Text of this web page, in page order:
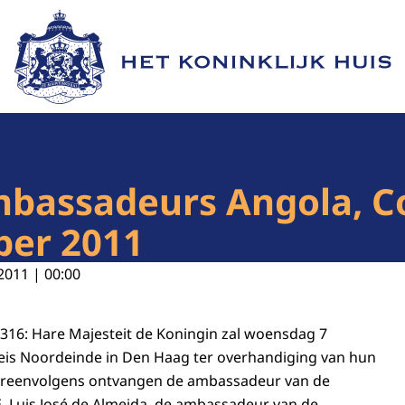
Naar de homepage van Het Koninklijk Huis
Angola,
2011
| 00:00
Hare Majesteit de Koningin zal woensdag 7
Noordeinde in Den Haag ter overhandiging van hun
ontvangen de ambassadeur van de